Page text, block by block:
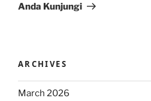
Anda Kunjungi
ARCHIVES
March 2026